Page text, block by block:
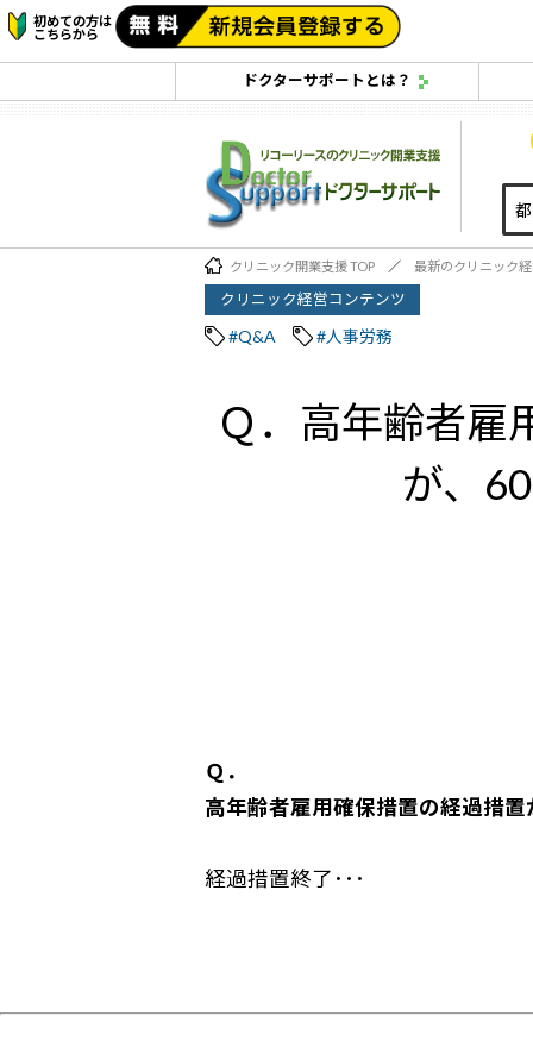
初めての方は
こちらから
ドクターサポートとは？
クリニック開業支援 TOP 最新のクリニック
クリニック経営コンテンツ
#Q&A #人事労務
Ｑ．高年齢者雇
が、
Ｑ．
高年齢者雇用確保措置の経過措
経過措置終了･･･